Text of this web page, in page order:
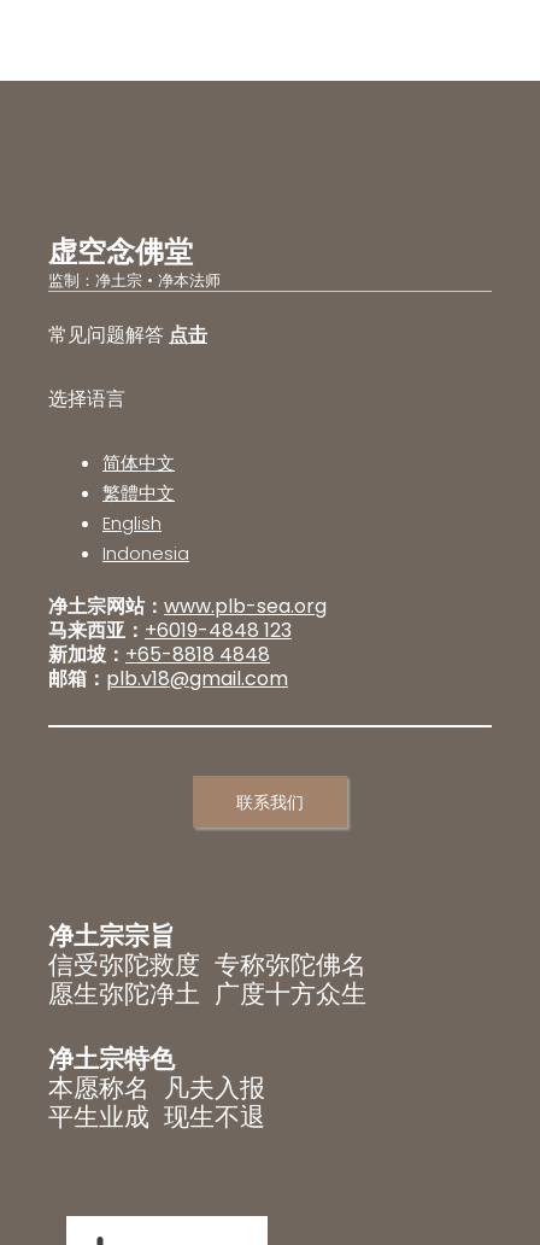
虚空念佛堂
监制：净土宗 • 净本法师
常见问题解答 点击
选择语言
简体中文
繁體中文
English
Indonesia
净土宗网站： www.plb-sea.org
马来西亚： +6019-4848 123
新加坡： +65-8818 4848
邮箱： plb.v18@gmail.com
联系我们
净土宗宗旨
信受弥陀救度 专称弥陀佛名
愿生弥陀净土 广度十方众生
净土宗特色
本愿称名 凡夫入报
平生业成 现生不退